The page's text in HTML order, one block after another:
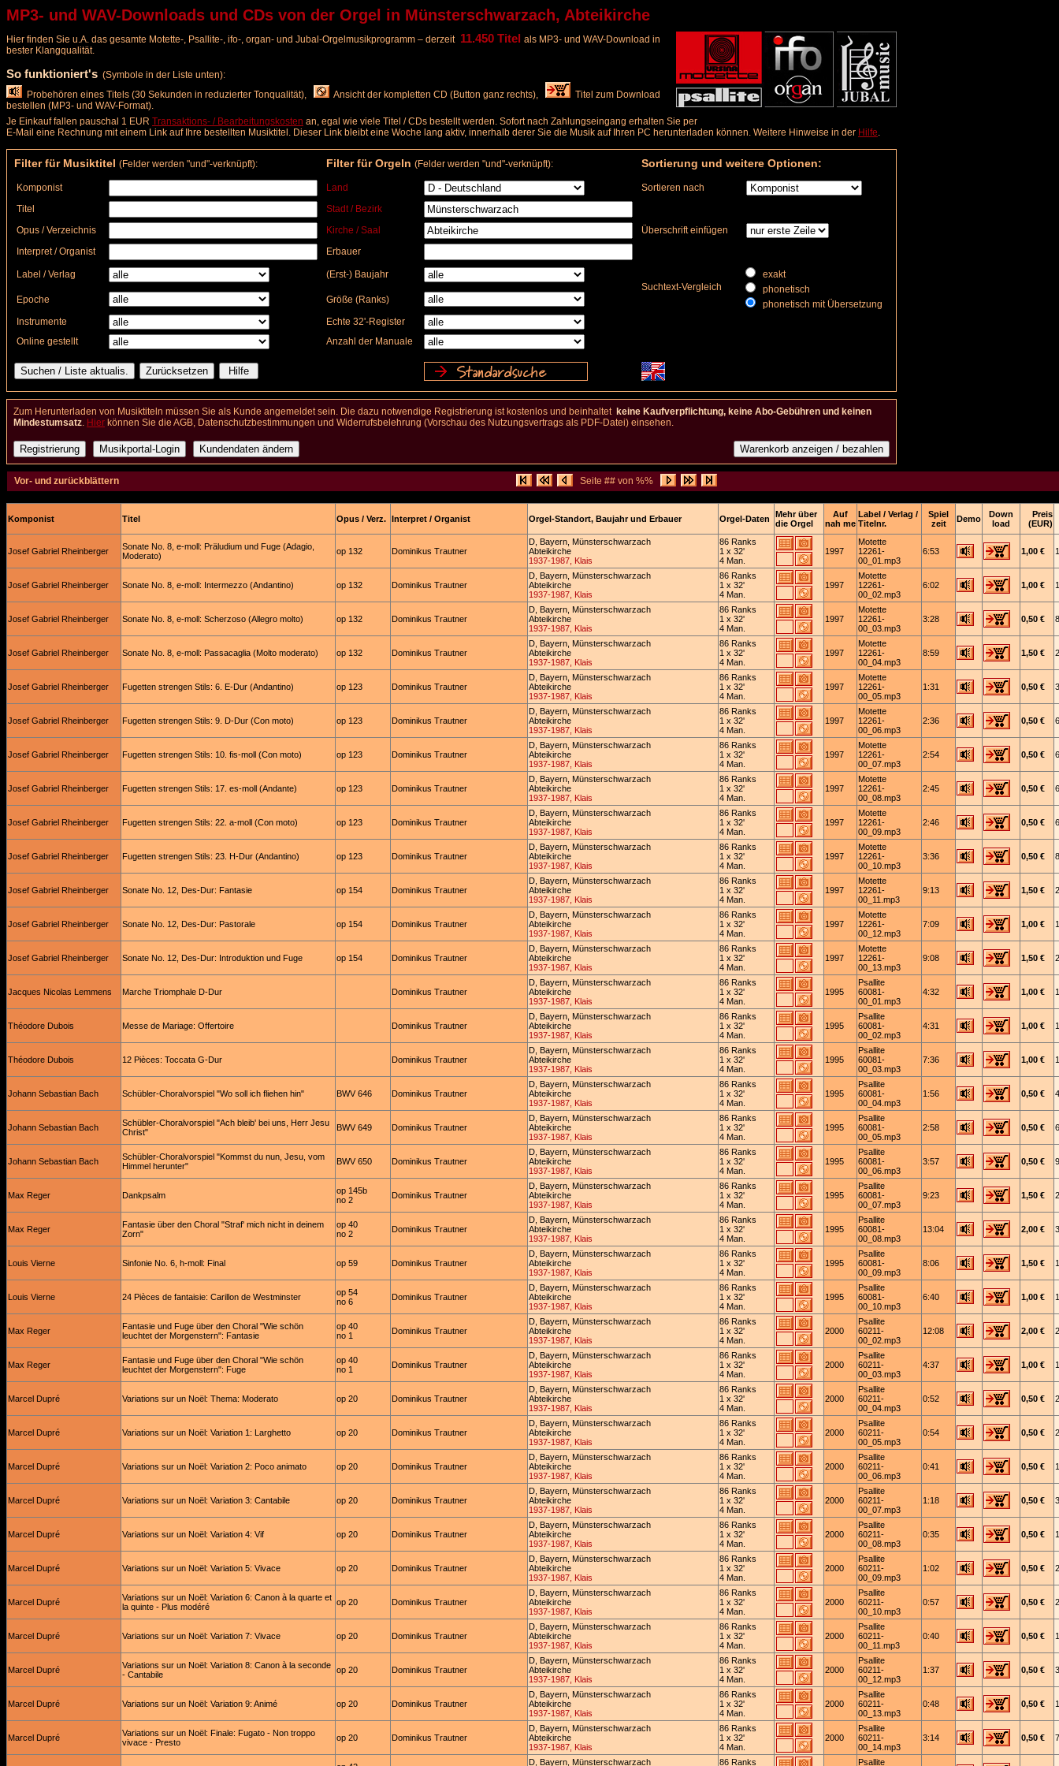
MP3- und WAV-Downloads und CDs von der Orgel in Münsterschwarzach, Abteikirche
Hier finden Sie u.A. das gesamte Motette-, Psallite-, ifo-, organ- und Jubal-Orgelmusikprogramm – derzeit 11.450 Titel als MP3- und WAV-Download in
bester Klangqualität.
So funktioniert's (Symbole in der Liste unten):
Probehören eines Titels (30 Sekunden in reduzierter Tonqualität),
Ansicht der kompletten CD (Button ganz rechts),
Titel zum Download
bestellen (MP3- und WAV-Format).
Je Einkauf fallen pauschal 1 EUR Transaktions- / Bearbeitungskosten an, egal wie viele Titel / CDs bestellt werden. Sofort nach Zahlungseingang erhalten Sie per
E-Mail eine Rechnung mit einem Link auf Ihre bestellten Musiktitel. Dieser Link bleibt eine Woche lang aktiv, innerhalb derer Sie die Musik auf Ihren PC herunterladen können. Weitere Hinweise in der Hilfe.
Filter für Musiktitel (Felder werden "und"-verknüpft): Filter für Orgeln (Felder werden "und"-verknüpft): Sortierung und weitere Optionen:
Komponist Land
Sortieren nach
Titel
Stadt / Bezirk
Opus / Verzeichnis
Kirche / Saal
Überschrift einfügen
Interpret / Organist
Erbauer
Label / Verlag
(Erst-) Baujahr
Suchtext-Vergleich
exakt
phonetisch
phonetisch mit Übersetzung
Epoche
Größe (Ranks)
Instrumente
Echte 32'-Register
Online gestellt
Anzahl der Manuale
Zum Herunterladen von Musiktiteln müssen Sie als Kunde angemeldet sein. Die dazu notwendige Registrierung ist kostenlos und beinhaltet keine Kaufverpflichtung, keine Abo-Gebühren und keinen
Mindestumsatz. Hier können Sie die AGB, Datenschutzbestimmungen und Widerrufsbelehrung (Vorschau des Nutzungsvertrags als PDF-Datei) einsehen.
Vor- und zurückblättern Seite ## von %%
Komponist Titel Opus / Verz. Interpret / Organist Orgel-Standort, Baujahr und Erbauer Orgel-Daten
Mehr über
die Orgel
Auf
nah me
Label / Verlag /
Titelnr.
Spiel
zeit
Demo
Down
load
Preis
(EUR)
Josef Gabriel Rheinberger
Sonate No. 8, e-moll: Präludium und Fuge (Adagio,
Moderato)
op 132 Dominikus Trautner
D, Bayern, Münsterschwarzach
Abteikirche
1937-1987, Klais
86 Ranks
1 x 32'
4 Man.
1997
Motette
12261-
00_01.mp3
6:53 1,00 €
Josef Gabriel Rheinberger Sonate No. 8, e-moll: Intermezzo (Andantino) op 132 Dominikus Trautner
D, Bayern, Münsterschwarzach
Abteikirche
1937-1987, Klais
86 Ranks
1 x 32'
4 Man.
1997
Motette
12261-
00_02.mp3
6:02 1,00 €
Josef Gabriel Rheinberger Sonate No. 8, e-moll: Scherzoso (Allegro molto) op 132 Dominikus Trautner
D, Bayern, Münsterschwarzach
Abteikirche
1937-1987, Klais
86 Ranks
1 x 32'
4 Man.
1997
Motette
12261-
00_03.mp3
3:28 0,50 €
Josef Gabriel Rheinberger Sonate No. 8, e-moll: Passacaglia (Molto moderato) op 132 Dominikus Trautner
D, Bayern, Münsterschwarzach
Abteikirche
1937-1987, Klais
86 Ranks
1 x 32'
4 Man.
1997
Motette
12261-
00_04.mp3
8:59 1,50 €
Josef Gabriel Rheinberger Fugetten strengen Stils: 6. E-Dur (Andantino) op 123 Dominikus Trautner
D, Bayern, Münsterschwarzach
Abteikirche
1937-1987, Klais
86 Ranks
1 x 32'
4 Man.
1997
Motette
12261-
00_05.mp3
1:31 0,50 €
Josef Gabriel Rheinberger Fugetten strengen Stils: 9. D-Dur (Con moto) op 123 Dominikus Trautner
D, Bayern, Münsterschwarzach
Abteikirche
1937-1987, Klais
86 Ranks
1 x 32'
4 Man.
1997
Motette
12261-
00_06.mp3
2:36 0,50 €
Josef Gabriel Rheinberger Fugetten strengen Stils: 10. fis-moll (Con moto) op 123 Dominikus Trautner
D, Bayern, Münsterschwarzach
Abteikirche
1937-1987, Klais
86 Ranks
1 x 32'
4 Man.
1997
Motette
12261-
00_07.mp3
2:54 0,50 €
Josef Gabriel Rheinberger Fugetten strengen Stils: 17. es-moll (Andante) op 123 Dominikus Trautner
D, Bayern, Münsterschwarzach
Abteikirche
1937-1987, Klais
86 Ranks
1 x 32'
4 Man.
1997
Motette
12261-
00_08.mp3
2:45 0,50 €
Josef Gabriel Rheinberger Fugetten strengen Stils: 22. a-moll (Con moto) op 123 Dominikus Trautner
D, Bayern, Münsterschwarzach
Abteikirche
1937-1987, Klais
86 Ranks
1 x 32'
4 Man.
1997
Motette
12261-
00_09.mp3
2:46 0,50 €
Josef Gabriel Rheinberger Fugetten strengen Stils: 23. H-Dur (Andantino) op 123 Dominikus Trautner
D, Bayern, Münsterschwarzach
Abteikirche
1937-1987, Klais
86 Ranks
1 x 32'
4 Man.
1997
Motette
12261-
00_10.mp3
3:36 0,50 €
Josef Gabriel Rheinberger Sonate No. 12, Des-Dur: Fantasie op 154 Dominikus Trautner
D, Bayern, Münsterschwarzach
Abteikirche
1937-1987, Klais
86 Ranks
1 x 32'
4 Man.
1997
Motette
12261-
00_11.mp3
9:13 1,50 €
Josef Gabriel Rheinberger Sonate No. 12, Des-Dur: Pastorale op 154 Dominikus Trautner
D, Bayern, Münsterschwarzach
Abteikirche
1937-1987, Klais
86 Ranks
1 x 32'
4 Man.
1997
Motette
12261-
00_12.mp3
7:09 1,00 €
Josef Gabriel Rheinberger Sonate No. 12, Des-Dur: Introduktion und Fuge op 154 Dominikus Trautner
D, Bayern, Münsterschwarzach
Abteikirche
1937-1987, Klais
86 Ranks
1 x 32'
4 Man.
1997
Motette
12261-
00_13.mp3
9:08 1,50 €
Jacques Nicolas Lemmens Marche Triomphale D-Dur Dominikus Trautner
D, Bayern, Münsterschwarzach
Abteikirche
1937-1987, Klais
86 Ranks
1 x 32'
4 Man.
1995
Psallite
60081-
00_01.mp3
4:32 1,00 €
Théodore Dubois Messe de Mariage: Offertoire Dominikus Trautner
D, Bayern, Münsterschwarzach
Abteikirche
1937-1987, Klais
86 Ranks
1 x 32'
4 Man.
1995
Psallite
60081-
00_02.mp3
4:31 1,00 €
Théodore Dubois 12 Pièces: Toccata G-Dur Dominikus Trautner
D, Bayern, Münsterschwarzach
Abteikirche
1937-1987, Klais
86 Ranks
1 x 32'
4 Man.
1995
Psallite
60081-
00_03.mp3
7:36 1,00 €
Johann Sebastian Bach Schübler-Choralvorspiel "Wo soll ich fliehen hin" BWV 646 Dominikus Trautner
D, Bayern, Münsterschwarzach
Abteikirche
1937-1987, Klais
86 Ranks
1 x 32'
4 Man.
1995
Psallite
60081-
00_04.mp3
1:56 0,50 €
Johann Sebastian Bach
Schübler-Choralvorspiel "Ach bleib' bei uns, Herr Jesu
Christ"
BWV 649 Dominikus Trautner
D, Bayern, Münsterschwarzach
Abteikirche
1937-1987, Klais
86 Ranks
1 x 32'
4 Man.
1995
Psallite
60081-
00_05.mp3
2:58 0,50 €
Johann Sebastian Bach
Schübler-Choralvorspiel "Kommst du nun, Jesu, vom
Himmel herunter"
BWV 650 Dominikus Trautner
D, Bayern, Münsterschwarzach
Abteikirche
1937-1987, Klais
86 Ranks
1 x 32'
4 Man.
1995
Psallite
60081-
00_06.mp3
3:57 0,50 €
Max Reger Dankpsalm
op 145b
no 2
Dominikus Trautner
D, Bayern, Münsterschwarzach
Abteikirche
1937-1987, Klais
86 Ranks
1 x 32'
4 Man.
1995
Psallite
60081-
00_07.mp3
9:23 1,50 €
Max Reger
Fantasie über den Choral "Straf' mich nicht in deinem
Zorn"
op 40
no 2
Dominikus Trautner
D, Bayern, Münsterschwarzach
Abteikirche
1937-1987, Klais
86 Ranks
1 x 32'
4 Man.
1995
Psallite
60081-
00_08.mp3
13:04 2,00 €
Louis Vierne Sinfonie No. 6, h-moll: Final op 59 Dominikus Trautner
D, Bayern, Münsterschwarzach
Abteikirche
1937-1987, Klais
86 Ranks
1 x 32'
4 Man.
1995
Psallite
60081-
00_09.mp3
8:06 1,50 €
Louis Vierne 24 Pièces de fantaisie: Carillon de Westminster
op 54
no 6
Dominikus Trautner
D, Bayern, Münsterschwarzach
Abteikirche
1937-1987, Klais
86 Ranks
1 x 32'
4 Man.
1995
Psallite
60081-
00_10.mp3
6:40 1,00 €
Max Reger
Fantasie und Fuge über den Choral "Wie schön
leuchtet der Morgenstern": Fantasie
op 40
no 1
Dominikus Trautner
D, Bayern, Münsterschwarzach
Abteikirche
1937-1987, Klais
86 Ranks
1 x 32'
4 Man.
2000
Psallite
60211-
00_02.mp3
12:08 2,00 €
Max Reger
Fantasie und Fuge über den Choral "Wie schön
leuchtet der Morgenstern": Fuge
op 40
no 1
Dominikus Trautner
D, Bayern, Münsterschwarzach
Abteikirche
1937-1987, Klais
86 Ranks
1 x 32'
4 Man.
2000
Psallite
60211-
00_03.mp3
4:37 1,00 €
Marcel Dupré Variations sur un Noël: Thema: Moderato op 20 Dominikus Trautner
D, Bayern, Münsterschwarzach
Abteikirche
1937-1987, Klais
86 Ranks
1 x 32'
4 Man.
2000
Psallite
60211-
00_04.mp3
0:52 0,50 €
Marcel Dupré Variations sur un Noël: Variation 1: Larghetto op 20 Dominikus Trautner
D, Bayern, Münsterschwarzach
Abteikirche
1937-1987, Klais
86 Ranks
1 x 32'
4 Man.
2000
Psallite
60211-
00_05.mp3
0:54 0,50 €
Marcel Dupré Variations sur un Noël: Variation 2: Poco animato op 20 Dominikus Trautner
D, Bayern, Münsterschwarzach
Abteikirche
1937-1987, Klais
86 Ranks
1 x 32'
4 Man.
2000
Psallite
60211-
00_06.mp3
0:41 0,50 €
Marcel Dupré Variations sur un Noël: Variation 3: Cantabile op 20 Dominikus Trautner
D, Bayern, Münsterschwarzach
Abteikirche
1937-1987, Klais
86 Ranks
1 x 32'
4 Man.
2000
Psallite
60211-
00_07.mp3
1:18 0,50 €
Marcel Dupré Variations sur un Noël: Variation 4: Vif op 20 Dominikus Trautner
D, Bayern, Münsterschwarzach
Abteikirche
1937-1987, Klais
86 Ranks
1 x 32'
4 Man.
2000
Psallite
60211-
00_08.mp3
0:35 0,50 €
Marcel Dupré Variations sur un Noël: Variation 5: Vivace op 20 Dominikus Trautner
D, Bayern, Münsterschwarzach
Abteikirche
1937-1987, Klais
86 Ranks
1 x 32'
4 Man.
2000
Psallite
60211-
00_09.mp3
1:02 0,50 €
Marcel Dupré
Variations sur un Noël: Variation 6: Canon à la quarte et
la quinte - Plus modéré
op 20 Dominikus Trautner
D, Bayern, Münsterschwarzach
Abteikirche
1937-1987, Klais
86 Ranks
1 x 32'
4 Man.
2000
Psallite
60211-
00_10.mp3
0:57 0,50 €
Marcel Dupré Variations sur un Noël: Variation 7: Vivace op 20 Dominikus Trautner
D, Bayern, Münsterschwarzach
Abteikirche
1937-1987, Klais
86 Ranks
1 x 32'
4 Man.
2000
Psallite
60211-
00_11.mp3
0:40 0,50 €
Marcel Dupré
Variations sur un Noël: Variation 8: Canon à la seconde
- Cantabile
op 20 Dominikus Trautner
D, Bayern, Münsterschwarzach
Abteikirche
1937-1987, Klais
86 Ranks
1 x 32'
4 Man.
2000
Psallite
60211-
00_12.mp3
1:37 0,50 €
Marcel Dupré Variations sur un Noël: Variation 9: Animé op 20 Dominikus Trautner
D, Bayern, Münsterschwarzach
Abteikirche
1937-1987, Klais
86 Ranks
1 x 32'
4 Man.
2000
Psallite
60211-
00_13.mp3
0:48 0,50 €
Marcel Dupré
Variations sur un Noël: Finale: Fugato - Non troppo
vivace - Presto
op 20 Dominikus Trautner
D, Bayern, Münsterschwarzach
Abteikirche
1937-1987, Klais
86 Ranks
1 x 32'
4 Man.
2000
Psallite
60211-
00_14.mp3
3:14 0,50 €
D, Bayern, Münsterschwarzach 86 Ranks Psallite